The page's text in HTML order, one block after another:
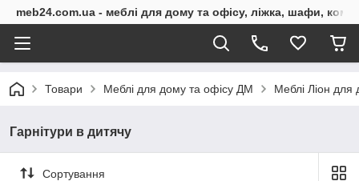
meb24.com.ua - меблі для дому та офісу, ліжка, шафи,
Товари Меблі для дому та офісу ДМ Меблі Ліон
Гарнітури в дитячу
Сортування